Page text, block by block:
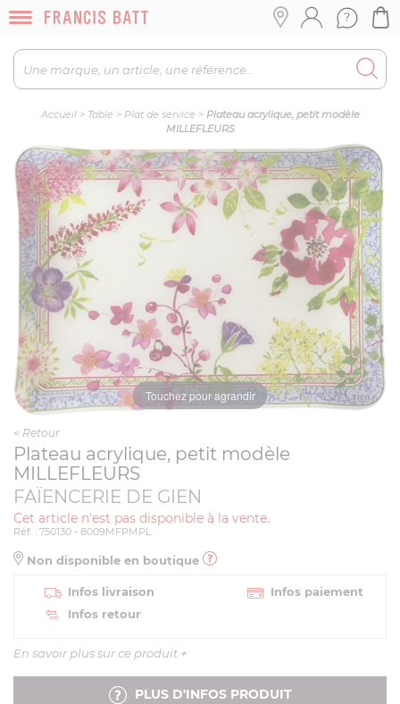
Accueil> Table > Plat de service > Plateau acrylique, petit modèle
MILLEFLEURS
Touchez pour agrandir
< Retour
Plateau acrylique, petit modèle
MILLEFLEURS
FAÏENCERIE DE GIEN
Cet article n'est pas disponible à la vente.
Réf. : 750130 - 8009MFPMPL
Non disponible en boutique
Infos livraison
Infos paiement
Infos retour
En savoir plus sur ce produit +
PLUS D'INFOS PRODUIT